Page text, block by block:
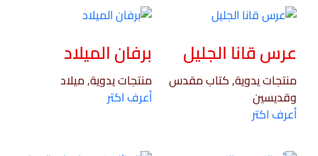
عرس قانا الجليل
منتجات يدوية, كتاب مقدس
وقديسين
أعرف اكتر
برفان الميلاد
منتجات يدوية, ميلاد
أعرف اكتر